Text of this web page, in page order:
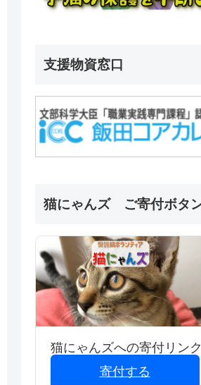
支援物資窓口
猫にゃんズ ご寄付ボタ
猫にゃんズへの寄付リンク
寄付する